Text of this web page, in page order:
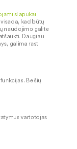
sąlygos ir
slapukai
kad būtų
naudojimo galite
Daugiau
galima rasti
Be šių
vartotojas